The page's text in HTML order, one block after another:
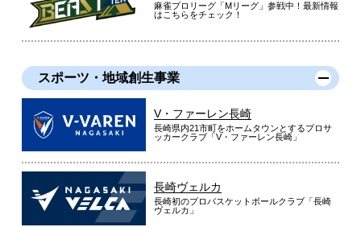
麻雀プロリーグ「Mリーグ」参戦中！最新情報
はこちらをチェック！
スポーツ・地域創生事業
V・ファーレン長崎
長崎県内21市町をホームタウンとするプロサ
ッカークラブ「V・ファーレン長崎」
長崎ヴェルカ
長崎初のプロバスケットボールクラブ「長崎
ヴェルカ」